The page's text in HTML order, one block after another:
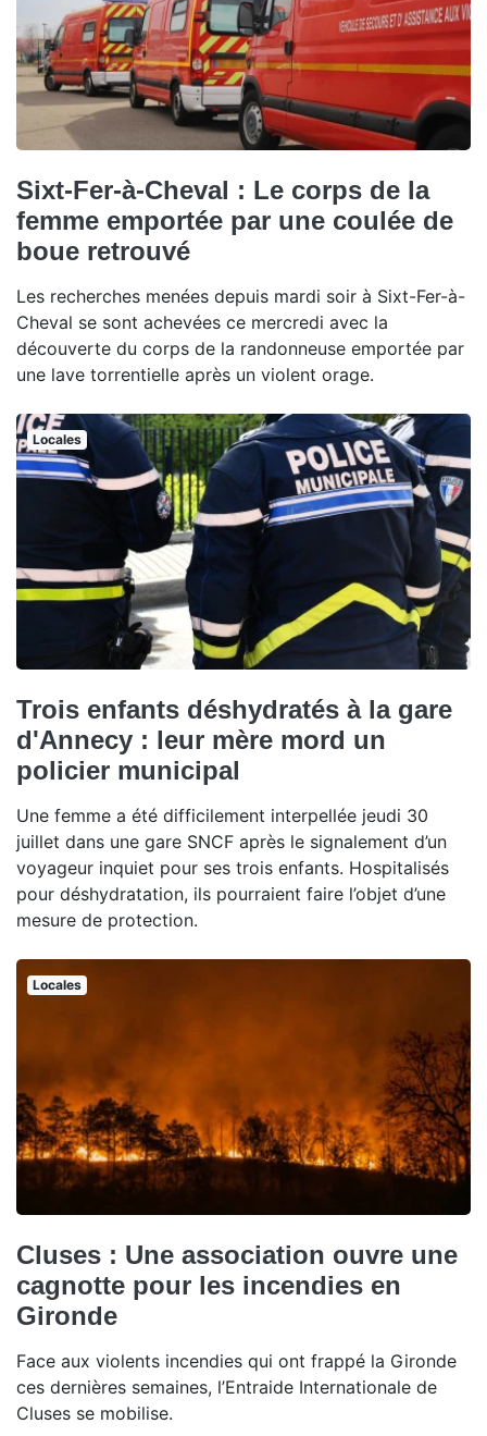
Sixt-Fer-à-Cheval : Le corps de la
femme emportée par une coulée de
boue retrouvé
Les recherches menées depuis mardi soir à Sixt-Fer-à-
Cheval se sont achevées ce mercredi avec la
découverte du corps de la randonneuse emportée par
une lave torrentielle après un violent orage.
Locales
Trois enfants déshydratés à la gare
d'Annecy : leur mère mord un
policier municipal
Une femme a été difficilement interpellée jeudi 30
juillet dans une gare SNCF après le signalement d’un
voyageur inquiet pour ses trois enfants. Hospitalisés
pour déshydratation, ils pourraient faire l’objet d’une
mesure de protection.
Locales
Cluses : Une association ouvre une
cagnotte pour les incendies en
Gironde
Face aux violents incendies qui ont frappé la Gironde
ces dernières semaines, l’Entraide Internationale de
Cluses se mobilise.